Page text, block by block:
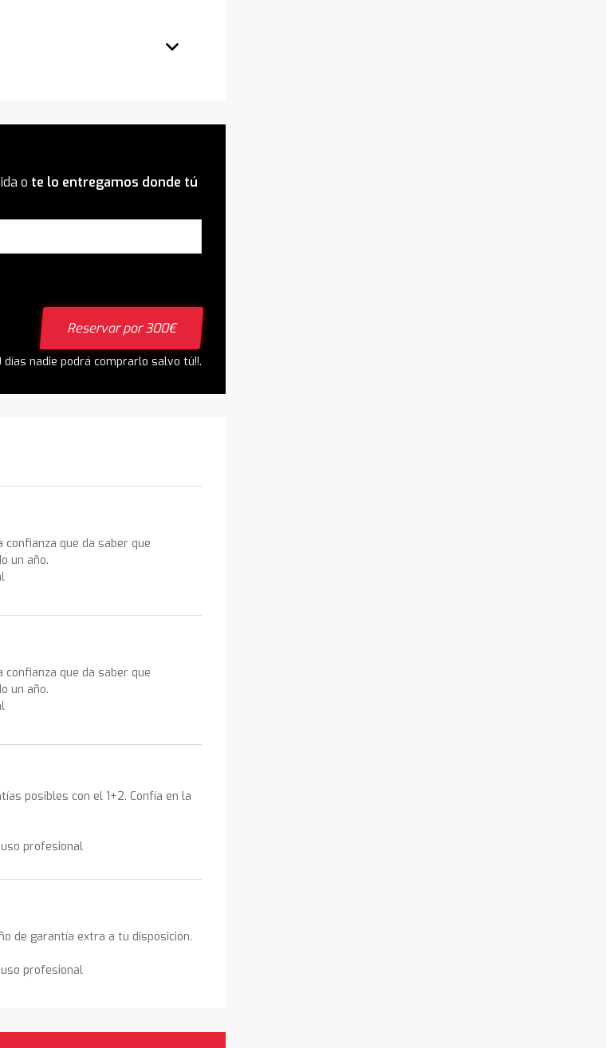
o te lo entregamos donde tú
Reservar por 300€
días nadie podrá comprarlo salvo tú!!.
confianza que da saber que
un año.
confianza que da saber que
un año.
posibles con el 1+2. Confía en la
profesional
de garantía extra a tu disposición.
profesional